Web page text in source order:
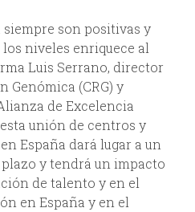
siempre son positivas y
niveles enriquece al
Luis Serrano, director
Genómica (CRG) y
de Excelencia
esta unión de centros y
España dará lugar a un
y tendrá un impacto
de talento y en el
en España y en el